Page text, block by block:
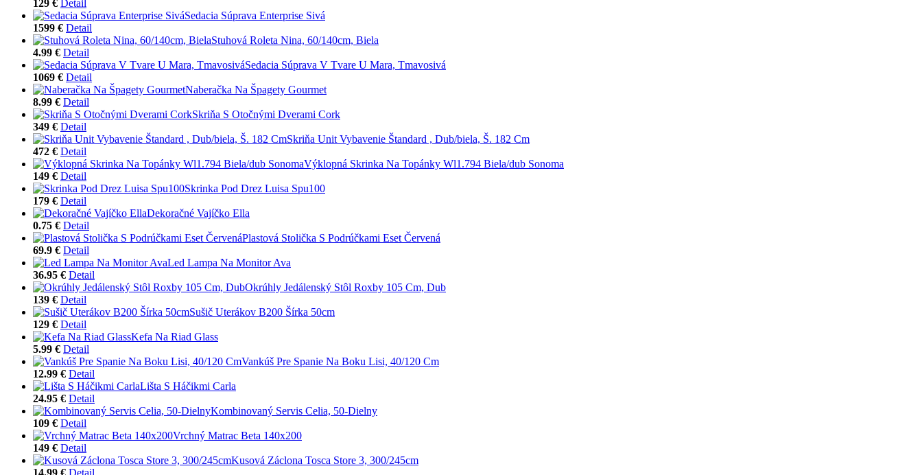
129 € Detail
Sedacia Súprava Enterprise Sivá
1599 € Detail
Stuhová Roleta Nina, 60/140cm, Biela
4.99 € Detail
Sedacia Súprava V Tvare U Mara, Tmavosivá
1069 € Detail
Naberačka Na Špagety Gourmet
8.99 € Detail
Skriňa S Otočnými Dverami Cork
349 € Detail
Skriňa Unit Vybavenie Štandard , Dub/biela, Š. 182 Cm
472 € Detail
Výklopná Skrinka Na Topánky Wl1.794 Biela/dub Sonoma
149 € Detail
Skrinka Pod Drez Luisa Spu100
179 € Detail
Dekoračné Vajíčko Ella
0.75 € Detail
Plastová Stolička S Podrúčkami Eset Červená
69.9 € Detail
Led Lampa Na Monitor Ava
36.95 € Detail
Okrúhly Jedálenský Stôl Roxby 105 Cm, Dub
139 € Detail
Sušič Uterákov B200 Šírka 50cm
129 € Detail
Kefa Na Riad Glass
5.99 € Detail
Vankúš Pre Spanie Na Boku Lisi, 40/120 Cm
12.99 € Detail
Lišta S Háčikmi Carla
24.95 € Detail
Kombinovaný Servis Celia, 50-Dielny
109 € Detail
Vrchný Matrac Beta 140x200
149 € Detail
Kusová Záclona Tosca Store 3, 300/245cm
14.99 € Detail